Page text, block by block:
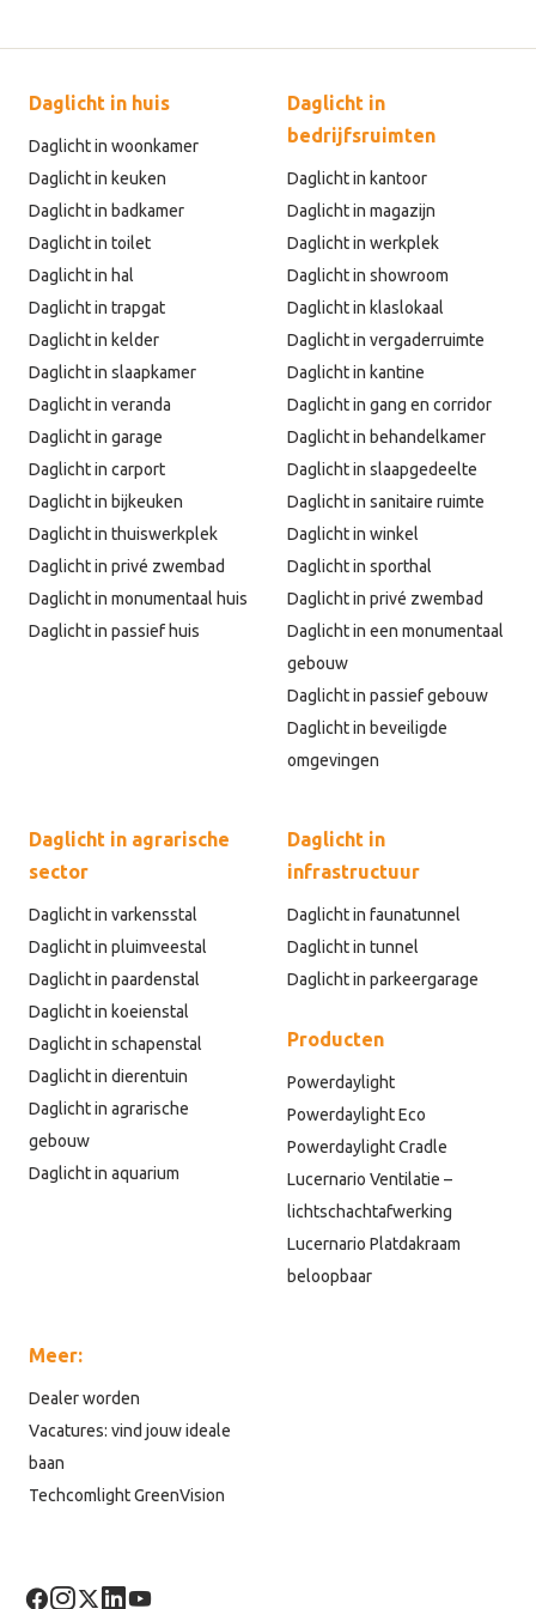
Daglicht in huis
Daglicht in woonkamer
Daglicht in keuken
Daglicht in badkamer
Daglicht in toilet
Daglicht in hal
Daglicht in trapgat
Daglicht in kelder
Daglicht in slaapkamer
Daglicht in veranda
Daglicht in garage
Daglicht in carport
Daglicht in bijkeuken
Daglicht in thuiswerkplek
Daglicht in privé zwembad
Daglicht in monumentaal huis
Daglicht in passief huis
Daglicht in
bedrijfsruimten
Daglicht in kantoor
Daglicht in magazijn
Daglicht in werkplek
Daglicht in showroom
Daglicht in klaslokaal
Daglicht in vergaderruimte
Daglicht in kantine
Daglicht in gang en corridor
Daglicht in behandelkamer
Daglicht in slaapgedeelte
Daglicht in sanitaire ruimte
Daglicht in winkel
Daglicht in sporthal
Daglicht in privé zwembad
Daglicht in een monumentaal
gebouw
Daglicht in passief gebouw
Daglicht in beveiligde
omgevingen
Daglicht in agrarische
sector
Daglicht in varkensstal
Daglicht in pluimveestal
Daglicht in paardenstal
Daglicht in koeienstal
Daglicht in schapenstal
Daglicht in dierentuin
Daglicht in agrarische
gebouw
Daglicht in aquarium
Daglicht in
infrastructuur
Daglicht in faunatunnel
Daglicht in tunnel
Daglicht in parkeergarage
Producten
Powerdaylight
Powerdaylight Eco
Powerdaylight Cradle
Lucernario Ventilatie –
lichtschachtafwerking
Lucernario Platdakraam
beloopbaar
Meer:
Dealer worden
Vacatures: vind jouw ideale
baan
Techcomlight GreenVision